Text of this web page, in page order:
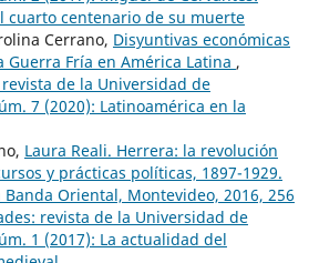
cuarto centenario de su muerte
Cerrano, Disyuntivas económicas
Guerra Fría en América Latina ,
de la Universidad de
7 (2020): Latinoamérica en la
Laura Reali. Herrera: la revolución
y prácticas políticas, 1897-1929.
Banda Oriental, Montevideo, 2016, 256
revista de la Universidad de
1 (2017): La actualidad del